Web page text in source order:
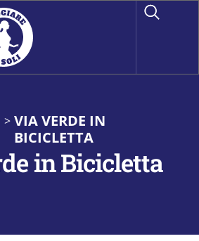
> VIA VERDE IN
BICICLETTA
in Bicicletta